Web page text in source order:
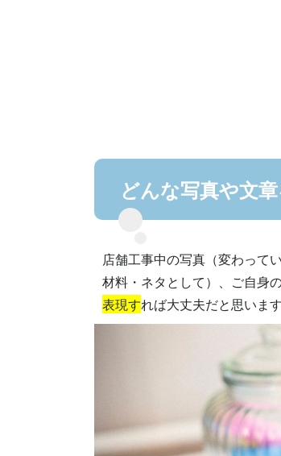
どんな写真や文
店舗工事中の写真（変わって
材料・ネタとして）、ご自身
表現すれば大丈夫だと思います